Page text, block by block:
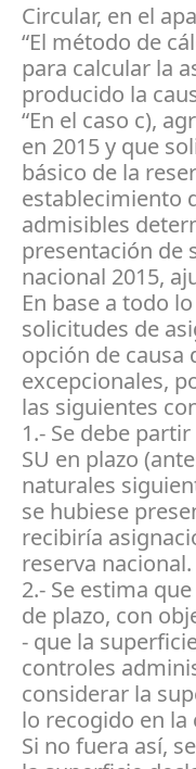
Circular, en el
“El método de
para calcular la
producido la
“En el caso c),
en 2015 y que
básico de la
establecimiento
admisibles
presentación de
nacional 2015,
En base a todo
solicitudes de
opción de causa
excepcionales,
las siguientes
1.- Se debe
SU en plazo
naturales
se hubiese
recibiría
reserva nacional.
2.- Se estima
de plazo, con
- que la
controles
considerar la
lo recogido en
Si no fuera así,